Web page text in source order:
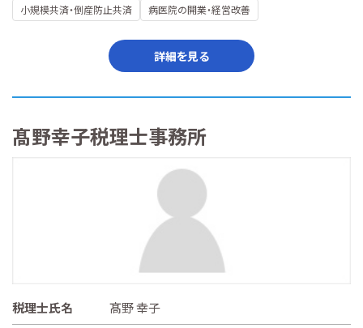
小規模共済・倒産防止共済
病医院の開業・経営改善
詳細を見る
髙野幸子税理士事務所
税理士氏名
髙野 幸子